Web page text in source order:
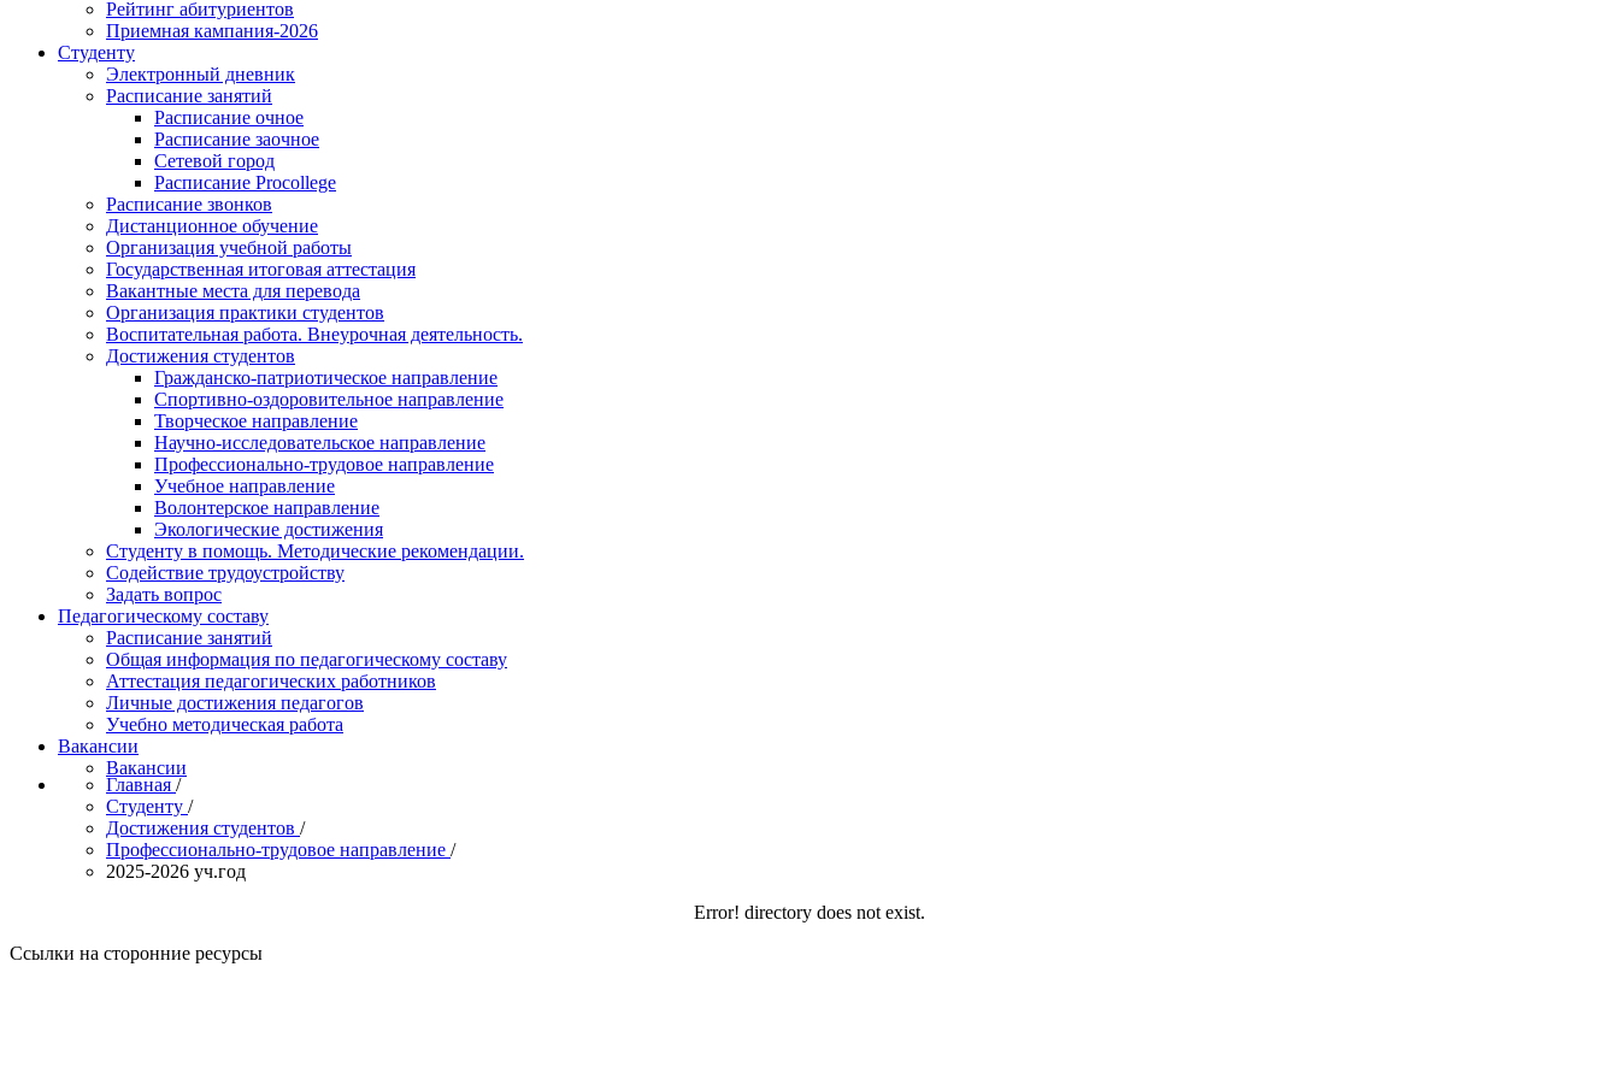
Рейтинг абитуриентов
Приемная кампания-2026
Студенту
Электронный дневник
Расписание занятий
Расписание очное
Расписание заочное
Сетевой город
Расписание Procollege
Расписание звонков
Дистанционное обучение
Организация учебной работы
Государственная итоговая аттестация
Вакантные места для перевода
Организация практики студентов
Воспитательная работа. Внеурочная деятельность.
Достижения студентов
Гражданско-патриотическое направление
Спортивно-оздоровительное направление
Творческое направление
Научно-исследовательское направление
Профессионально-трудовое направление
Учебное направление
Волонтерское направление
Экологические достижения
Студенту в помощь. Методические рекомендации.
Содействие трудоустройству
Задать вопрос
Педагогическому составу
Расписание занятий
Общая информация по педагогическому составу
Аттестация педагогических работников
Личные достижения педагогов
Учебно методическая работа
Вакансии
Вакансии
Главная /
Студенту /
Достижения студентов /
Профессионально-трудовое направление /
2025-2026 уч.год
Error! directory does not exist.
Ссылки на сторонние ресурсы